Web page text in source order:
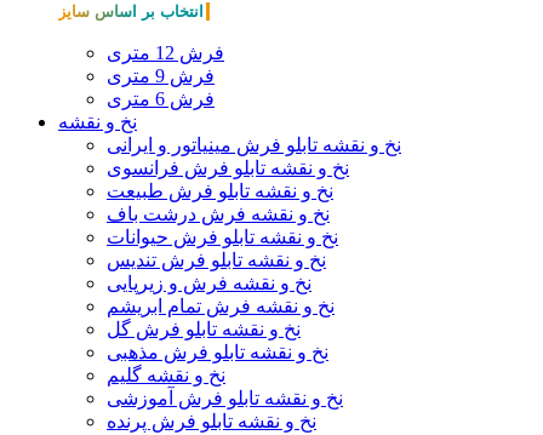
انتخاب بر اساس سایز
فرش 12 متری
فرش 9 متری
فرش 6 متری
نخ و نقشه
نخ و نقشه تابلو فرش مینیاتور و ایرانی
نخ و نقشه تابلو فرش فرانسوی
نخ و نقشه تابلو فرش طبیعت
نخ و نقشه فرش درشت باف
نخ و نقشه تابلو فرش حیوانات
نخ و نقشه تابلو فرش تندیس
نخ و نقشه فرش و زیرپایی
نخ و نقشه فرش تمام ابریشم
نخ و نقشه تابلو فرش گل
نخ و نقشه تابلو فرش مذهبی
نخ و نقشه گلیم
نخ و نقشه تابلو فرش آموزشی
نخ و نقشه تابلو فرش پرنده